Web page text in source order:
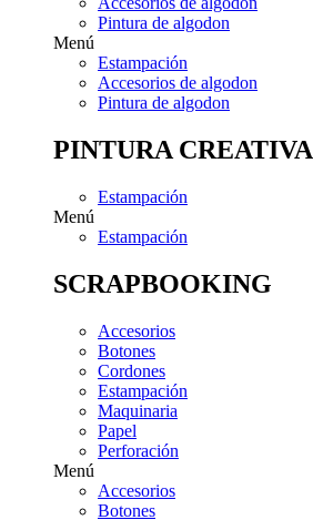
Pintura de algodon
Menú
Estampación
Accesorios de algodon
Pintura de algodon
PINTURA CREATIVA
Estampación
Menú
Estampación
SCRAPBOOKING
Accesorios
Botones
Cordones
Estampación
Maquinaria
Papel
Perforación
Menú
Accesorios
Botones